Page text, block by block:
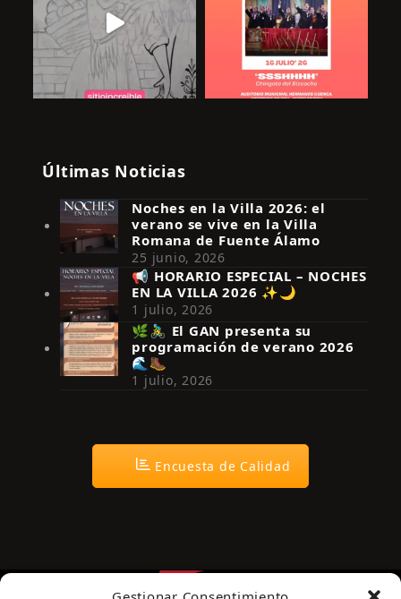
Síguenos en Instagram
Últimas Noticias
Noches en la Villa 2026: el
verano se vive en la Villa
Romana de Fuente Álamo
25 junio, 2026
📢 HORARIO ESPECIAL – NOCHES
EN LA VILLA 2026 ✨🌙
1 julio, 2026
🌿🚴‍♂️ El GAN presenta su
programación de verano 2026
🌊🥾
1 julio, 2026
Encuesta de Calidad